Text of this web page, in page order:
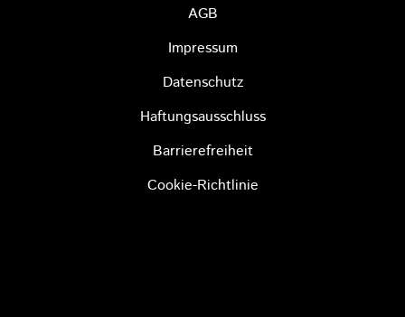
AGB
Impressum
Datenschutz
Haftungsausschluss
Barrierefreiheit
Cookie-Richtlinie